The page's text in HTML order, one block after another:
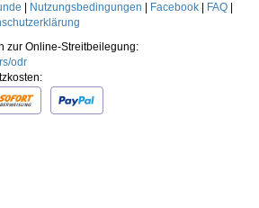
Nutzungsbedingungen Facebook FAQ
zur Online-Streitbeilegung:
odr